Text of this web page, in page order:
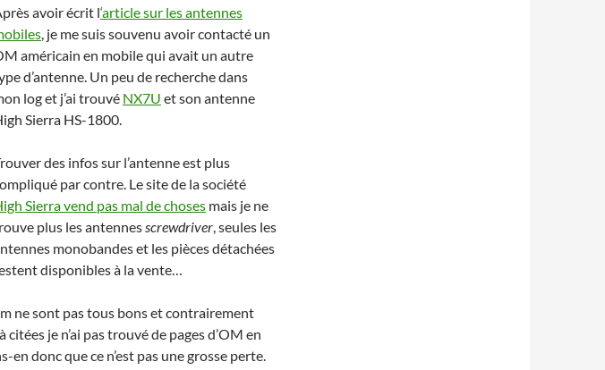
avoir écrit l‘article sur les antennes
, je me suis souvenu avoir contacté un
américain en mobile qui avait un autre
d’antenne. Un peu de recherche dans
log et j’ai trouvé NX7U et son antenne
Sierra HS-1800.
des infos sur l’antenne est plus
par contre. Le site de la société
Sierra vend pas mal de choses mais je ne
plus les antennesscrewdriver, seules les
monobandes et les pièces détachées
disponibles à la vente…
ne sont pas tous bons et contrairement
je n’ai pas trouvé de pages d’OM en
en donc que ce n’est pas une grosse perte.